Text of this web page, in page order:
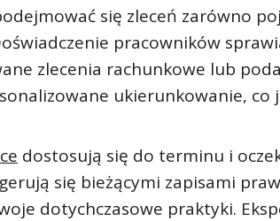
się zleceń zarówno
pracowników
zlecenia rachunkowe lub
ukierunkowanie, co
dostosują się do terminu i
się bieżącymi zapisami
dotychczasowe praktyki.